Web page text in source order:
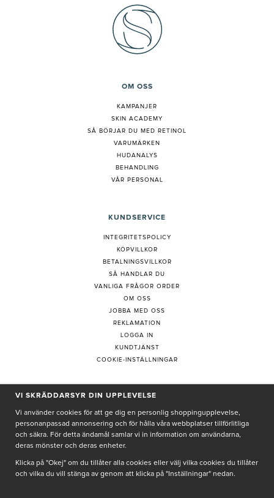
OM OSS
KAMPANJER
SKIN ACADEMY
SÅ BÖRJAR DU MED RETINOL
VARUMÄRKEN
HUDANALYS
BEHANDLING
VÅR PERSONAL
KUNDSERVICE
INTEGRITETSPOLICY
KÖPVILLKOR
BETALNINGSVILLKOR
SÅ HANDLAR DU
VANLIGA FRÅGOR ORDER
OM OSS
JOBBA MED OSS
REKLAMATION
LOGGA IN
KUNDTJÄNST
COOKIE-INSTÄLLNINGAR
PRENUMERERA PÅ NYHETSBREV
Genom att ge min e-post, accepterar jag Seth och Sallyintegritetspolicy
De uppgifter du matar in kommer endast användas till våra nyhetsbrev.
VI SKRÄDDARSYR DIN UPPLEVELSE
Vi använder cookies för att ge dig en personlig shoppingupplevelse,
personanpassad annonsering och för hålla våra webbplatser tillförlitliga
och säkra. För detta ändamål samlar vi in information om användarna,
deras mönster och deras enheter.
Klicka på "Okej" om du tillåter alla cookies eller välj vilka cookies du tillåter
och vilka du vill stänga av genom att klicka på "Inställningar" nedan.